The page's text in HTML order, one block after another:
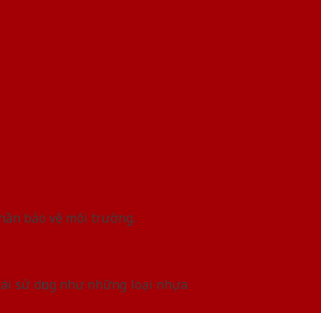
bảo vệ môi trường.
sử dụng như những loại nhựa